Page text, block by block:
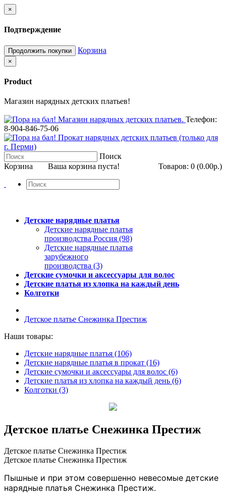
×
Подтверждение
Продолжить покупки Корзина
×
Product
Магазин нарядных детских платьев!
Телефон:
8-904-846-75-06
Поиск
Корзина
Товаров: 0 (0.00р.)
Ваша корзина пуста!
Детские нарядные платья
Детские нарядные платья
производства Россия (98)
Детские нарядные платья
зарубежного
производства (3)
Детские сумочки и аксессуары для волос
Детские платья из хлопка на каждый день
Колготки
Детское платье Снежинка Престиж
Наши товары:
Детские нарядные платья (106)
Детские нарядные платья в прокат (16)
Детские сумочки и аксессуары для волос (6)
Детские платья из хлопка на каждый день (6)
Колготки (3)
Детское платье Снежинка Престиж
Детское платье Снежинка Престиж
Детское платье Снежинка Престиж
Пышные и при этом совершенно невесомые детские
нарядные платья Снежинка Престиж.